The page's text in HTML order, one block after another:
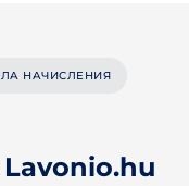
НАЧИСЛЕНИЯ